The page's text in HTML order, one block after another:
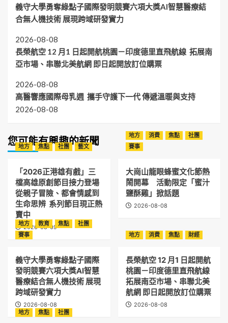
義守大學勇奪綠點子國際發明競賽六項大獎AI智慧醫療結
合無人機技術 展現跨域研發實力
2026-08-08
長榮航空 12 月1 日起開航桃園－印度德里直飛航線 拓展南
亞市場、串聯北美航網 即日起開放訂位購票
2026-08-08
高醫響應國際母乳週 攜手守護下一代 傳遞溫暖與支持
2026-08-08
您可能有興趣的新聞
地方 焦點 社團 藝文
「2026正港雄有戲」三
檔高雄原創節目接力登場
從親子冒險、都會情感到
生命思辨 系列節目現正熱
賣中
2026-08-09
地方 消費 焦點
社團
賽事
大崗山龍眼蜂蜜文化節熱
鬧開幕 活動限定「蜜汁
鹽酥雞」掀話題
2026-08-08
地方 教育 焦點
社團
賽事
義守大學勇奪綠點子國際
發明競賽六項大獎AI智慧
醫療結合無人機技術 展現
跨域研發實力
2026-08-08
地方 消費 焦點 財經
長榮航空 12 月1 日起開航
桃園－印度德里直飛航線
拓展南亞市場、串聯北美
航網 即日起開放訂位購票
2026-08-08
地方
焦點 社團